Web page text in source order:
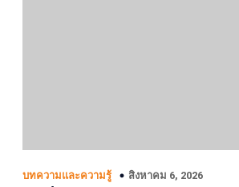
บทความและความรู้ สิงหาคม 6, 2026